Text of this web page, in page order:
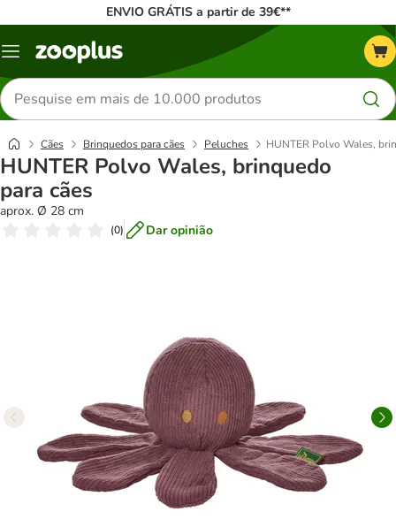
ENVIO GRÁTIS a partir de 39€**
Menu
Pesquisar
produtos
Cães Brinquedos para cães Peluches HUNTER Polvo Wales,
HUNTER Polvo Wales, brinquedo
para cães
aprox. Ø 28 cm
(0) Dar opinião